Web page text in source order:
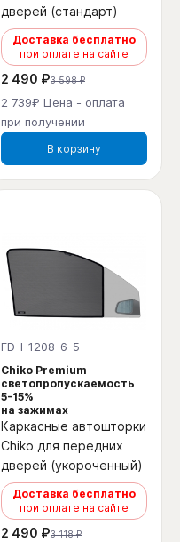
дверей (стандарт)
Доставка бесплатно
при оплате на сайте
2 490 ₽3 598 ₽
2 739₽ Цена - оплата
при получении
В корзину
FD-I-1208-6-5
Chiko Premium
светопропускаемость
5-15%
на зажимах
Каркасные автошторки
Chiko для передних
дверей (укороченный)
Доставка бесплатно
при оплате на сайте
2 490 ₽3 118 ₽